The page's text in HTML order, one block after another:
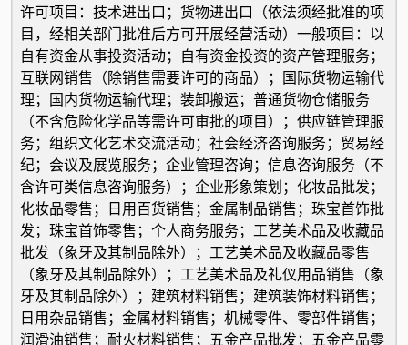
许可项目：技术进出口；货物进出口（依法须经批准的项
目，经相关部门批准后方可开展经营活动）一般项目：以
自有资金从事投资活动；自有资金投资的资产管理服务；
互联网销售（除销售需要许可的商品）；国际货物运输代
理；国内货物运输代理；装卸搬运；普通货物仓储服务
（不含危险化学品等需许可审批的项目）；供应链管理服
务；组织文化艺术交流活动；社会经济咨询服务；贸易经
纪；会议及展览服务；企业管理咨询；信息咨询服务（不
含许可类信息咨询服务）；企业形象策划；化妆品批发；
化妆品零售；日用百货销售；金属制品销售；珠宝首饰批
发；珠宝首饰零售；个人商务服务；工艺美术品及收藏品
批发（象牙及其制品除外）；工艺美术品及收藏品零售
（象牙及其制品除外）；工艺美术品及礼仪用品销售（象
牙及其制品除外）；建筑材料销售；建筑装饰材料销售；
日用杂品销售；金属材料销售；机械零件、零部件销售；
润滑油销售；耐火材料销售；五金产品批发；五金产品零